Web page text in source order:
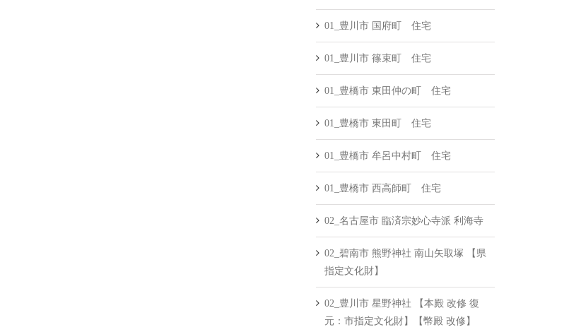
01_豊川市 国府町 住宅
01_豊川市 篠束町 住宅
01_豊橋市 東田仲の町 住宅
01_豊橋市 東田町 住宅
01_豊橋市 牟呂中村町 住宅
01_豊橋市 西高師町 住宅
02_名古屋市 臨済宗妙心寺派 利海寺
02_碧南市 熊野神社 南山矢取塚 【県
指定文化財】
02_豊川市 星野神社 【本殿 改修 復
元：市指定文化財】【幣殿 改修】